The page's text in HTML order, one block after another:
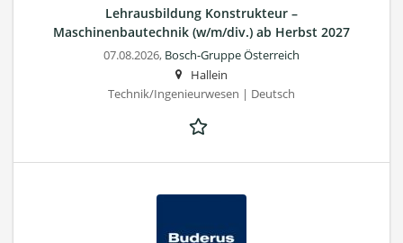
Lehrausbildung Konstrukteur –
Maschinenbautechnik (w/m/div.) ab Herbst 2027
07.08.2026, Bosch-Gruppe Österreich
Hallein
Technik/Ingenieurwesen | Deutsch